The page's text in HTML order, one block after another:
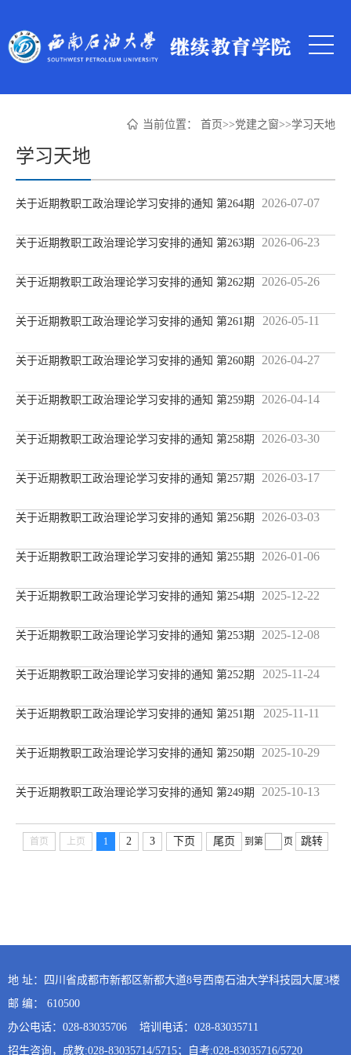
学习天地
当前位置： 首页>>党建之窗>>学习天地
2026-07-07
关于近期教职工政治理论学习安排的通知 第264期
2026-06-23
关于近期教职工政治理论学习安排的通知 第263期
2026-05-26
关于近期教职工政治理论学习安排的通知 第262期
2026-05-11
关于近期教职工政治理论学习安排的通知 第261期
2026-04-27
关于近期教职工政治理论学习安排的通知 第260期
2026-04-14
关于近期教职工政治理论学习安排的通知 第259期
2026-03-30
关于近期教职工政治理论学习安排的通知 第258期
2026-03-17
关于近期教职工政治理论学习安排的通知 第257期
2026-03-03
关于近期教职工政治理论学习安排的通知 第256期
2026-01-06
关于近期教职工政治理论学习安排的通知 第255期
2025-12-22
关于近期教职工政治理论学习安排的通知 第254期
2025-12-08
关于近期教职工政治理论学习安排的通知 第253期
2025-11-24
关于近期教职工政治理论学习安排的通知 第252期
2025-11-11
关于近期教职工政治理论学习安排的通知 第251期
2025-10-29
关于近期教职工政治理论学习安排的通知 第250期
2025-10-13
关于近期教职工政治理论学习安排的通知 第249期
首页 上页 1 2 3 下页 尾页 到第 页 跳转
地 址：四川省成都市新都区新都大道8号西南石油大学科技园大厦3楼
邮 编： 610500
办公电话：028-83035706 培训电话：028-83035711
招生咨询，成教:028-83035714/5715；自考:028-83035716/5720